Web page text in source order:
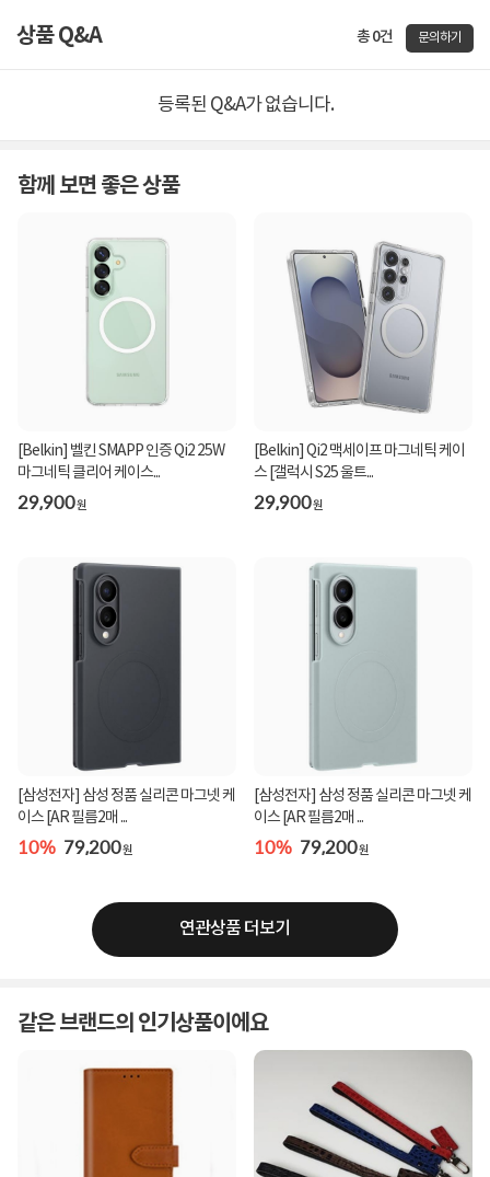
상품 Q&A 총 0건 문의하기
등록된 Q&A가 없습니다.
함께 보면 좋은 상품
[Belkin] 벨킨 SMAPP 인증 Qi2 25W
마그네틱 클리어 케이스...
29,900원
[Belkin] Qi2 맥세이프 마그네틱 케이
스 [갤럭시 S25 울트...
29,900원
[삼성전자] 삼성 정품 실리콘 마그넷 케
이스 [AR 필름2매 ...
10% 79,200원
[삼성전자] 삼성 정품 실리콘 마그넷 케
이스 [AR 필름2매 ...
10% 79,200원
연관상품 더보기
같은 브랜드의 인기상품이에요